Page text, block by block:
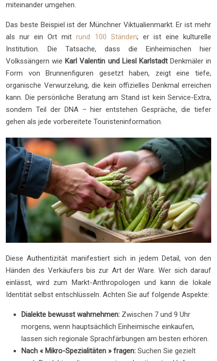
miteinander umgehen.
Das beste Beispiel ist der Münchner Viktualienmarkt. Er ist mehr
als nur ein Ort mitrund 100 Ständen; er ist eine kulturelle
Institution. Die Tatsache, dass die Einheimischen hier
Volkssängern wie Karl Valentin und Liesl KarlstadtDenkmäler in
Form von Brunnenfiguren gesetzt haben, zeigt eine tiefe,
organische Verwurzelung, die kein offizielles Denkmal erreichen
kann. Die persönliche Beratung am Stand ist kein Service-Extra,
sondern Teil der DNA – hier entstehen Gespräche, die tiefer
gehen als jede vorbereitete Touristeninformation.
Diese Authentizität manifestiert sich in jedem Detail, von den
Händen des Verkäufers bis zur Art der Ware. Wer sich darauf
einlässt, wird zum Markt-Anthropologen und kann die lokale
Identität selbst entschlüsseln. Achten Sie auf folgende Aspekte:
Dialekte bewusst wahrnehmen: Zwischen 7 und 9 Uhr
morgens, wenn hauptsächlich Einheimische einkaufen,
lassen sich regionale Sprachfärbungen am besten erhören.
Nach « Mikro-Spezialitäten » fragen: Suchen Sie gezielt